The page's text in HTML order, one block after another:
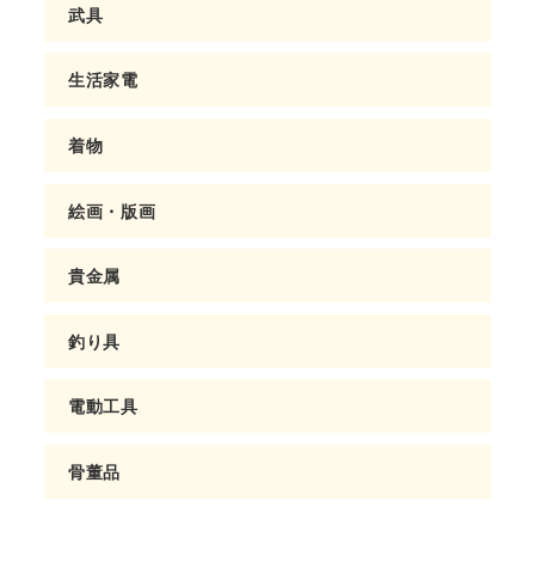
武具
生活家電
着物
絵画・版画
貴金属
釣り具
電動工具
骨董品